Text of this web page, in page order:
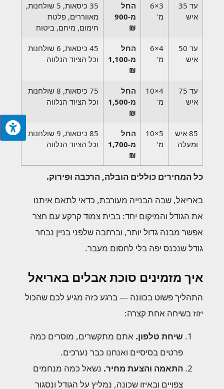
עד 35
איש
3×6
מ'
החל
מ-900
₪
35 כיסאות, 5 שולחנות,
מאווררים, פלטת
חימום, מיחם, ביטוח
עד 50
איש
4×6
מ'
החל
מ-1,100
₪
45 כיסאות, 6 שולחנות
וכל הציוד הנלווה
עד 75
איש
4×10
מ'
החל
מ-1,500
₪
75 כיסאות, 8 שולחנות
וכל הציוד הנלווה
85 איש
ומעלה
5×10
מ'
החל
מ-1,700
₪
85 כיסאות, 9 שולחנות
וכל הציוד הנלווה
כל המחירים כוללים הובלה, הרכבה ופירוק.
באריאל, שבה הבנייה מעורבת, כדאי לתאם איתנו
את הגודל והמיקום יחד: בבית צמוד קרקע עם חצר
אפשר מבנה גדול יותר, וברחבה שלפני בניין נבחר
גודל שנכנס יפה בלי לחסום מעבר.
איך מזמינים סוכת אבלים באריאל
התהליך פשוט בכוונה — ברגע כזה מגיע לכם שהכול
יזוז בשיחה אחת קצרה:
שיחת טלפון. אתם מתקשרים, מוסרים כמה
פרטים בסיסיים ואנחנו כבר נערכים.
התאמה והצעת מחיר. נשאל כמה מנחמים
צפויים ובאיזו שכונה, נמליץ על הגודל ונסגור